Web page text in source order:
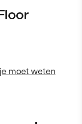
moet weten